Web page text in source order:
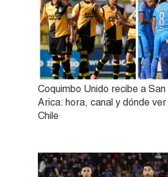
Coquimbo Unido recibe a
Arica: hora, canal y dónde
Chile